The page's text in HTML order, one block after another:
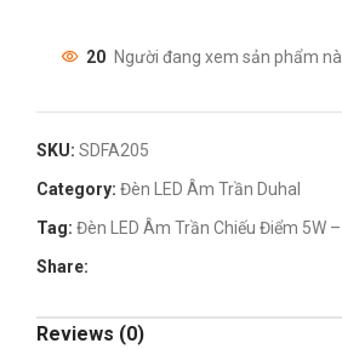
20 Người đang xem sản phẩm
SKU: SDFA205
Category: Đèn LED Âm Trần Duhal
Tag: Đèn LED Âm Trần Chiếu Điểm 5W
Share:
Reviews (0)